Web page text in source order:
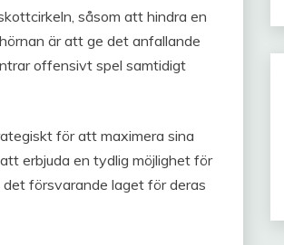
såsom att hindra en
är att ge det anfallande
offensivt spel samtidigt
för att maximera sina
erbjuda en tydlig möjlighet för
försvarande laget för deras